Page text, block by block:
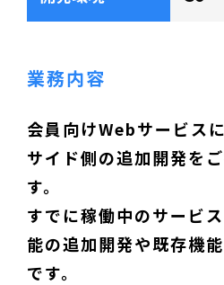
業務内容
会員向けWebサービス
サイド側の追加開発を
す。
すでに稼働中のサービ
能の追加開発や既存機
です。